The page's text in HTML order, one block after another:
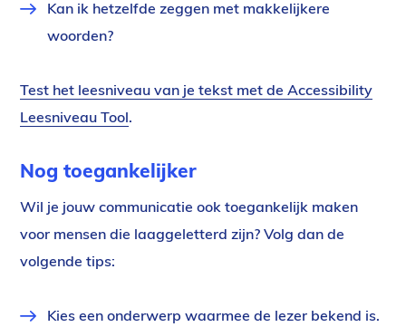
Kan ik hetzelfde zeggen met makkelijkere
woorden?
Test het leesniveau van je tekst met de Accessibility
Leesniveau Tool.
Nog toegankelijker
Wil je jouw communicatie ook toegankelijk maken
voor mensen die laaggeletterd zijn? Volg dan de
volgende tips:
Kies een onderwerp waarmee de lezer bekend is.